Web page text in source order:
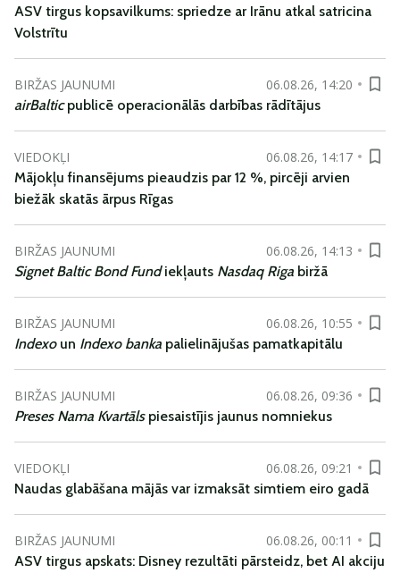
ASV tirgus kopsavilkums: spriedze ar Irānu atkal satricina
Volstrītu
BIRŽAS JAUNUMI
06.08.26, 14:20
airBalticpublicē operacionālās darbības rādītājus
VIEDOKĻI
06.08.26, 14:17
Mājokļu finansējums pieaudzis par 12 %, pircēji arvien
biežāk skatās ārpus Rīgas
BIRŽAS JAUNUMI
06.08.26, 14:13
Signet Baltic Bond Fundiekļauts Nasdaq Riga biržā
BIRŽAS JAUNUMI
06.08.26, 10:55
Indexoun Indexo banka palielinājušas pamatkapitālu
BIRŽAS JAUNUMI
06.08.26, 09:36
Preses Nama Kvartāls piesaistījis jaunus nomniekus
VIEDOKĻI
06.08.26, 09:21
Naudas glabāšana mājās var izmaksāt simtiem eiro gadā
BIRŽAS JAUNUMI
06.08.26, 00:11
ASV tirgus apskats: Disney rezultāti pārsteidz, bet AI akciju